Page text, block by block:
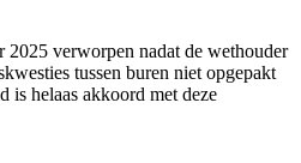
2025 verworpen nadat de wethouder
tussen buren niet opgepakt
is helaas akkoord met deze